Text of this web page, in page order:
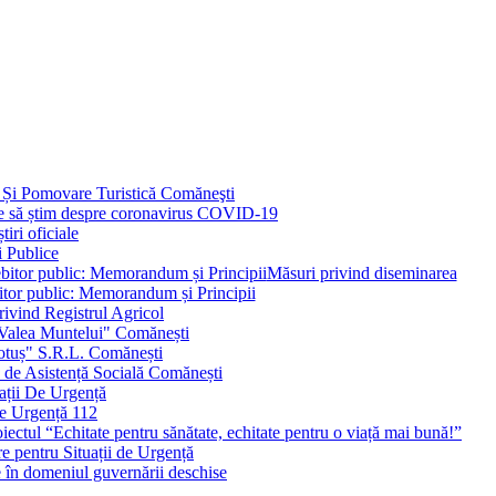
Pomovare Turistică Comăneşti
să știm despre coronavirus COVID-19
oficiale
Publice
Măsuri privind diseminarea
public: Memorandum și Principii
Registrul Agricol
Muntelui" Comănești
S.R.L. Comănești
Asistență Socială Comănești
De Urgență
Urgență 112
“Echitate pentru sănătate, echitate pentru o viață mai bună!”
pentru Situații de Urgență
domeniul guvernării deschise